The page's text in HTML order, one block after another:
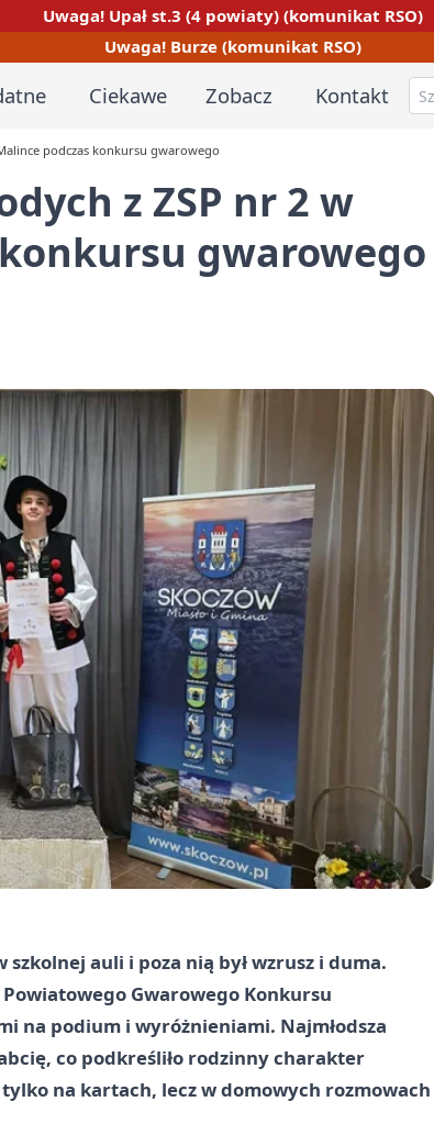
Uwaga! Upał st.3 (4 powiaty) (komunikat RSO)
Uwaga! Burze (komunikat RSO)
Ciekawe Zobacz Kontakt
podczas konkursu gwarowego
z ZSP nr 2 w
gwarowego
auli i poza nią był wzrusz i duma.
Gwarowego Konkursu
na podium i wyróżnieniami. Najmłodsza
co podkreśliło rodzinny charakter
na kartach, lecz w domowych rozmowach